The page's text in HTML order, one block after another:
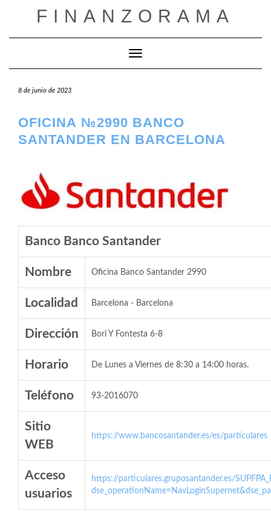
FINANZORAMA
Cambiar modo de navegación
8 de junio de 2023
OFICINA №2990 BANCO
SANTANDER EN BARCELONA
Banco Banco Santander
Nombre Oficina Banco Santander 2990
Localidad Barcelona - Barcelona
Dirección Bori Y Fontesta 6-8
Horario De Lunes a Viernes de 8:30 a 14:00 horas.
Teléfono 93-2016070
Sitio
WEB
https://www.bancosantander.es/es/particulares
Acceso
usuarios
https://particulares.gruposantander.es/